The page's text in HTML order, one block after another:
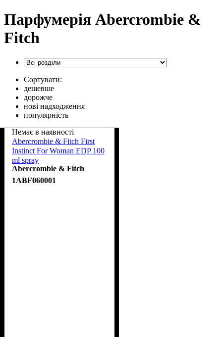
Парфумерія Abercrombie &
Fitch
Сортувати:
дешевше
дорожче
нові надходження
популярність
Немає в наявності
Abercrombie & Fitch First
Instinct For Woman EDP 100
ml spray
Abercrombie & Fitch
1ABF060001